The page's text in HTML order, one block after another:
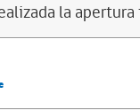
la